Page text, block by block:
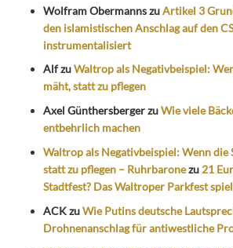
Wolfram ObermannszuArtikel 3
den islamistischen Anschlag auf den
instrumentalisiert
AlfzuWaltrop als Negativbeispiel:
mäht, statt zu pflegen
Axel GünthersbergerzuWie viele
entbehrlich machen
Waltrop als Negativbeispiel: Wenn die
statt zu pflegen – Ruhrbaronezu 21
Stadtfest? Das Waltroper Parkfest
ACKzuWie Putins deutsche
Drohnenanschlag für antiwestliche